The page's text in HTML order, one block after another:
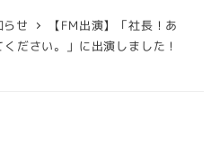
らせ
【FM出演】「社長！あ
ださい。」に出演しました！